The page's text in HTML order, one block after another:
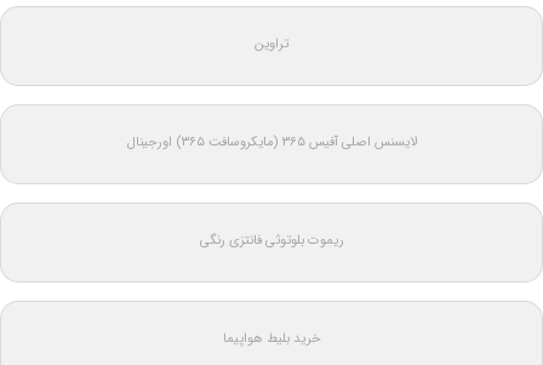
تراوین
لایسنس اصلی آفیس ۳۶۵ (مایکروسافت ۳۶۵) اورجینال
ریموت بلوتوثی فانتزی رنگی
خرید بلیط هواپیما